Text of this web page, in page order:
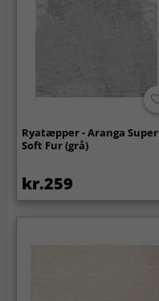
Ryatæpper - Aranga Super
Soft Fur (grå)
kr.259